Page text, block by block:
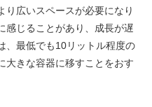
り広いスペースが必要になり
感じることがあり、成長が遅
、最低でも10リットル程度の
大きな容器に移すことをおす